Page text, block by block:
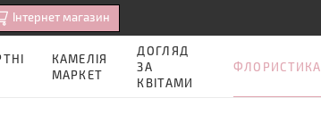
Iнтернет магазин
КАМЕЛІЯ
МАРКЕТ
ДОГЛЯД
ЗА
КВІТАМИ
ФЛОРИСТИКА